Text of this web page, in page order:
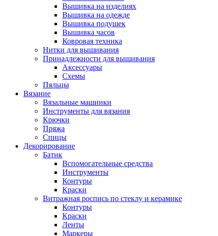
Вышивка на изделиях
Вышивка на одежде
Вышивка подушек
Вышивка часов
Ковровая техника
Нитки для вышивания
Принадлежности для вышивания
Аксессуары
Схемы
Пяльцы
Вязание
Вязальные машинки
Инструменты для вязания
Крючки
Пряжа
Спицы
Декорирование
Батик
Вспомогательные средства
Инструменты
Контуры
Краски
Витражная роспись по стеклу и керамике
Контуры
Краски
Ленты
Маркеры